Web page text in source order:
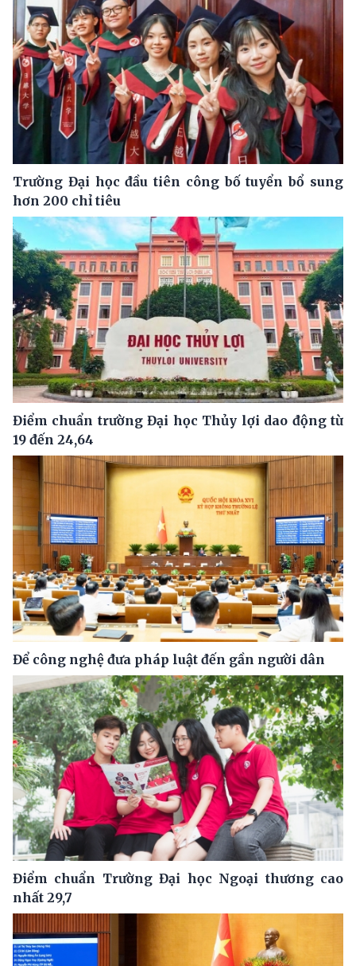
Trường Đại học đầu tiên công bố tuyển bổ sung
hơn 200 chỉ tiêu
Điểm chuẩn trường Đại học Thủy lợi dao động từ
19 đến 24,64
Để công nghệ đưa pháp luật đến gần người dân
Điểm chuẩn Trường Đại học Ngoại thương cao
nhất 29,7